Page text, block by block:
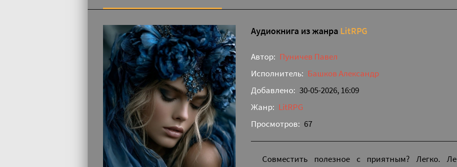
Аудиокнига из жанра LitRPG
Автор: Пуничев Павел
Исполнитель: Башков Александр
Добавлено: 30-05-2026, 16:09
Жанр: LitRPG
Просмотров: 67
Совместить полезное с приятным? Легко.